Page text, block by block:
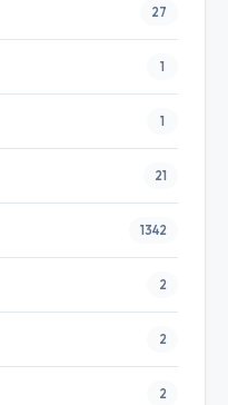
27
1
1
21
1342
2
2
2